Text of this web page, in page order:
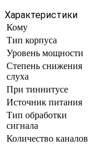
Характеристики
Кому
Тип корпуса
Уровень мощности
Степень снижения
слуха
При тиннитусе
Источник питания
Тип обработки
сигнала
Количество каналов